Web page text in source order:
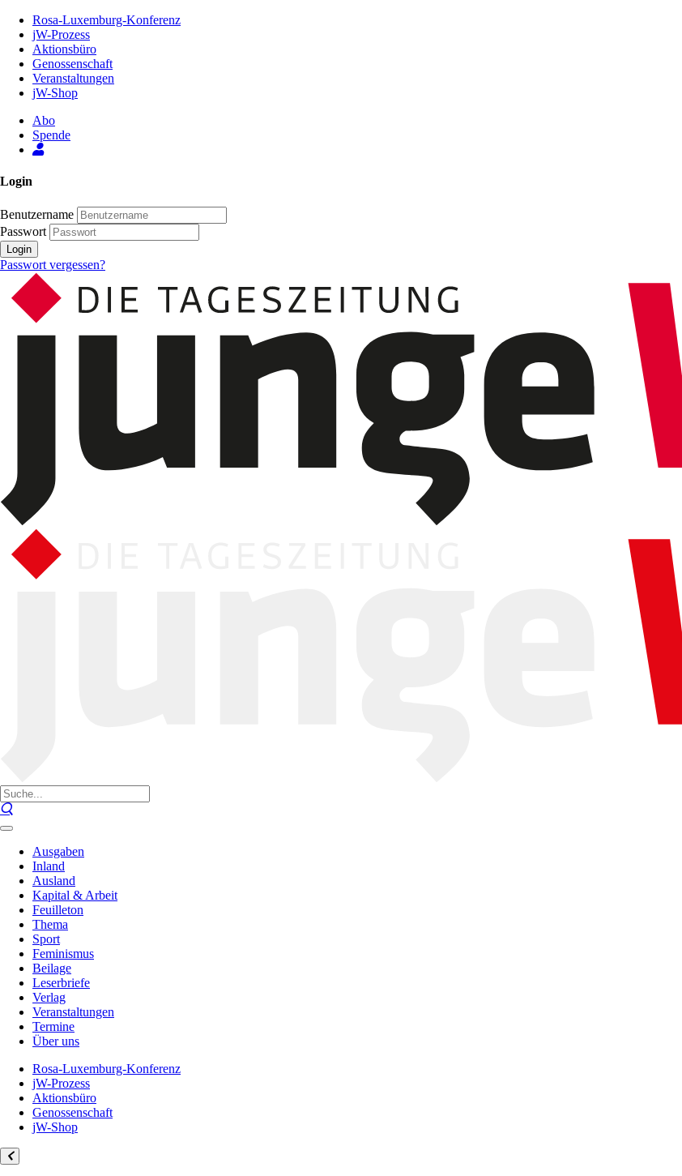
Inhalt
Seite
Rosa-Luxemburg-Konferenz
jW-Prozess
Aktionsbüro
Genossenschaft
Veranstaltungen
jW-Shop
Abo
Spende
Login
Benutzername
Passwort
Login
Passwort vergessen?
Ausgaben
Inland
Ausland
Kapital & Arbeit
Feuilleton
Thema
Sport
Feminismus
Beilage
Leserbriefe
Verlag
Veranstaltungen
Termine
Über uns
Rosa-Luxemburg-Konferenz
jW-Prozess
Aktionsbüro
Genossenschaft
jW-Shop